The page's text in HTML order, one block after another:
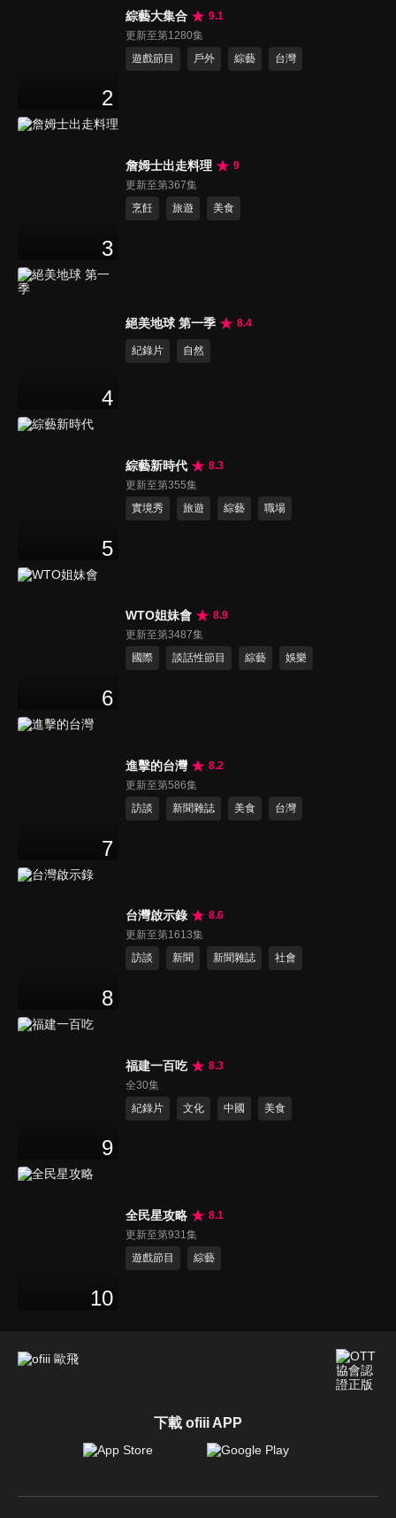
2
綜藝大集合
9.1
更新至第1280集
遊戲節目
戶外 綜藝 台灣
3
詹姆士出走料理
9
更新至第367集
烹飪
旅遊 美食
4
絕美地球 第一季 8.4
紀錄片 自然
5
綜藝新時代
8.3
更新至第355集
實境秀
旅遊 綜藝 職場
6
WTO姐妹會
8.9
更新至第3487集
國際
談話性節目 綜藝 娛樂
7
進擊的台灣
8.2
更新至第586集
訪談
新聞雜誌 美食 台灣
8
台灣啟示錄
8.6
更新至第1613集
訪談
新聞 新聞雜誌 社會
9
福建一百吃
8.3
全30集
紀錄片
文化 中國 美食
10
全民星攻略
8.1
更新至第931集
遊戲節目
綜藝
下載 ofiii APP